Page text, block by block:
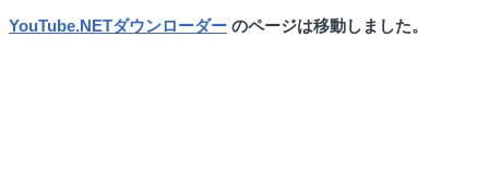
YouTube.NETダウンローダー のページは移動しました。